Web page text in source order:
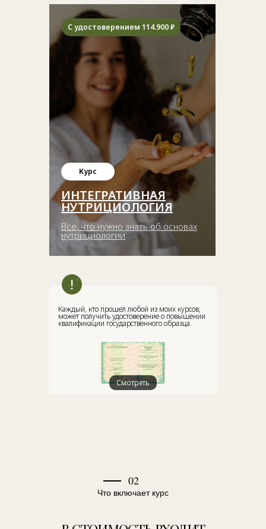
Все, что нужно знать об основах
нутрициологии
ИНТЕГРАТИВНАЯ
НУТРИЦИОЛОГИЯ
Курс
С удостоверением 114.900 ₽
Каждый, кто прошел любой из моих курсов,
может получить удостоверение о повышении
квалификации государственного образца.
Смотреть
02
Что включает курс